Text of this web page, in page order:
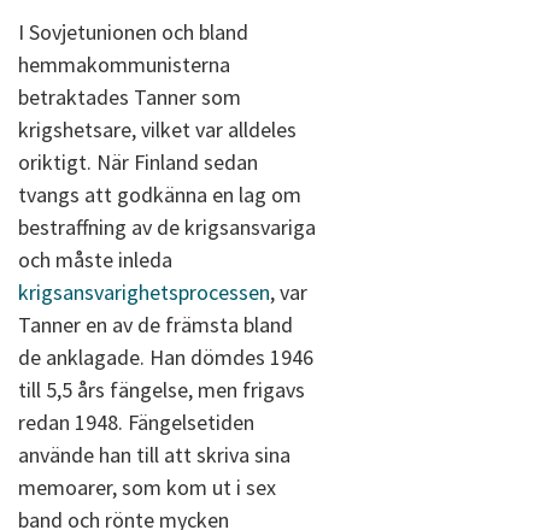
I Sovjetunionen och bland
hemmakommunisterna
betraktades Tanner som
krigshetsare, vilket var alldeles
oriktigt. När Finland sedan
tvangs att godkänna en lag om
bestraffning av de krigsansvariga
och måste inleda
krigsansvarighetsprocessen, var
Tanner en av de främsta bland
de anklagade. Han dömdes 1946
till 5,5 års fängelse, men frigavs
redan 1948. Fängelsetiden
använde han till att skriva sina
memoarer, som kom ut i sex
band och rönte mycken